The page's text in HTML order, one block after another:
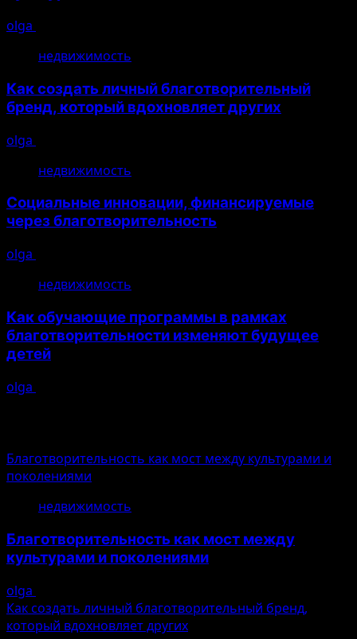
olga
недвижимость
Как создать личный благотворительный
бренд, который вдохновляет других
olga
недвижимость
Социальные инновации, финансируемые
через благотворительность
olga
недвижимость
Как обучающие программы в рамках
благотворительности изменяют будущее
детей
olga
Благотворительность как мост между культурами и
поколениями
недвижимость
Благотворительность как мост между
культурами и поколениями
olga
Как создать личный благотворительный бренд,
который вдохновляет других